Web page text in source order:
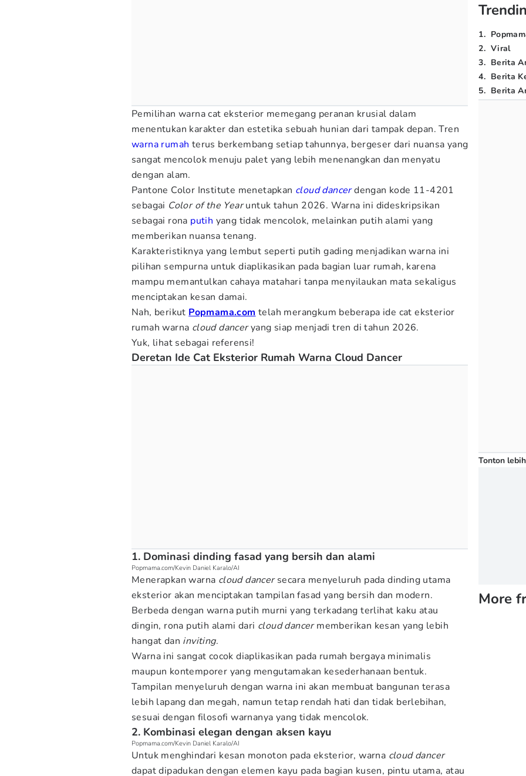
Pemilihan warna cat eksterior memegang peranan krusial dalam
menentukan karakter dan estetika sebuah hunian dari tampak depan. Tren
warna rumah terus berkembang setiap tahunnya, bergeser dari nuansa yang
sangat mencolok menuju palet yang lebih menenangkan dan menyatu
dengan alam.
Pantone Color Institute menetapkan cloud dancerdengan kode 11-4201
sebagai Color of the Yearuntuk tahun 2026. Warna ini dideskripsikan
sebagai rona putih yang tidak mencolok, melainkan putih alami yang
memberikan nuansa tenang.
Karakteristiknya yang lembut seperti putih gading menjadikan warna ini
pilihan sempurna untuk diaplikasikan pada bagian luar rumah, karena
mampu memantulkan cahaya matahari tanpa menyilaukan mata sekaligus
menciptakan kesan damai.
Nah, berikut Popmama.com telah merangkum beberapa ide cat eksterior
rumah warna cloud danceryang siap menjadi tren di tahun 2026.
Yuk, lihat sebagai referensi!
Deretan Ide Cat Eksterior Rumah Warna Cloud Dancer
1. Dominasi dinding fasad yang bersih dan alami
Popmama.com/Kevin Daniel Karalo/AI
Menerapkan warna cloud dancersecara menyeluruh pada dinding utama
eksterior akan menciptakan tampilan fasad yang bersih dan modern.
Berbeda dengan warna putih murni yang terkadang terlihat kaku atau
dingin, rona putih alami dari cloud dancermemberikan kesan yang lebih
hangat dan inviting.
Warna ini sangat cocok diaplikasikan pada rumah bergaya minimalis
maupun kontemporer yang mengutamakan kesederhanaan bentuk.
Tampilan menyeluruh dengan warna ini akan membuat bangunan terasa
lebih lapang dan megah, namun tetap rendah hati dan tidak berlebihan,
sesuai dengan filosofi warnanya yang tidak mencolok.
2. Kombinasi elegan dengan aksen kayu
Popmama.com/Kevin Daniel Karalo/AI
Untuk menghindari kesan monoton pada eksterior, warna cloud dancer
dapat dipadukan dengan elemen kayu pada bagian kusen, pintu utama, atau
1.
2. Viral
3. Berita
4. Berita
5. Berita
Tonton
More